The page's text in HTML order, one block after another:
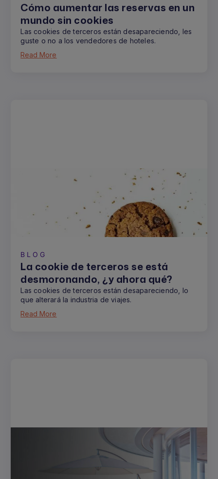
Cómo aumentar las reservas en un
mundo sin cookies
Las cookies de terceros están desapareciendo, les
guste o no a los vendedores de hoteles.
Read More
BLOG
La cookie de terceros se está
desmoronando, ¿y ahora qué?
Las cookies de terceros están desapareciendo, lo
que alterará la industria de viajes.
Read More